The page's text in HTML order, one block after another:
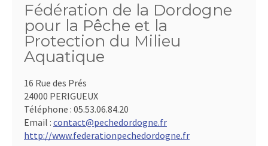
Fédération de la Dordogne
pour la Pêche et la
Protection du Milieu
Aquatique
16 Rue des Prés
24000 PERIGUEUX
Téléphone : 05.53.06.84.20
Email : contact@pechedordogne.fr
http://www.federationpechedordogne.fr